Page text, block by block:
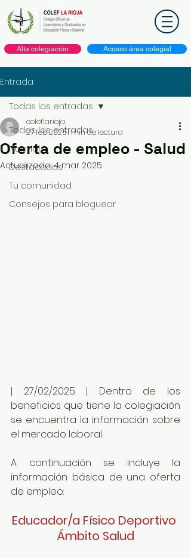
Alta colegiación Acceso área colegial
Entrada
Todas las entradas
Normal
Destacadas
Tu comunidad
Consejos para bloguear
Todas las entradas
Oferta de empleo - Salud
coleflarioja
27 feb 20251 min de lectura
Actualizado:4 mar 2025
| 27/02/2025 | Dentro de los
beneficios que tiene la colegiación
se encuentra la información sobre
el mercado laboral.
A continuación se incluye la
información básica de una oferta
de empleo:
Educador/a Físico Deportivo
Ámbito Salud